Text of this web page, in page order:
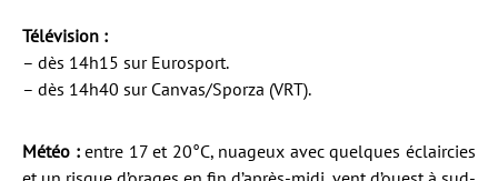
Télévision :
– dès 14h15 sur Eurosport.
– dès 14h40 sur Canvas/Sporza (VRT).
Météo :entre 17 et 20°C, nuageux avec quelques éclaircies